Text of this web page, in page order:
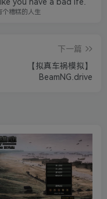
个糟糕的人生
下一篇
【拟真车祸模拟】
BeamNG.drive